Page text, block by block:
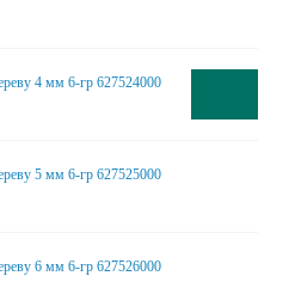
4 мм 6-гр 627524000
5 мм 6-гр 627525000
6 мм 6-гр 627526000